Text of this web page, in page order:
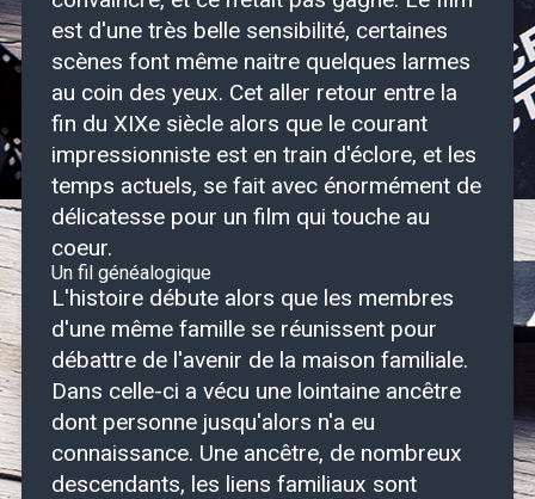
est d'une très belle sensibilité, certaines
scènes font même naitre quelques larmes
au coin des yeux. Cet aller retour entre la
fin du XIXe siècle alors que le courant
impressionniste est en train d'éclore, et les
temps actuels, se fait avec énormément de
délicatesse pour un film qui touche au
coeur.
Un fil généalogique
L'histoire débute alors que les membres
d'une même famille se réunissent pour
débattre de l'avenir de la maison familiale.
Dans celle-ci a vécu une lointaine ancêtre
dont personne jusqu'alors n'a eu
connaissance. Une ancêtre, de nombreux
descendants, les liens familiaux sont